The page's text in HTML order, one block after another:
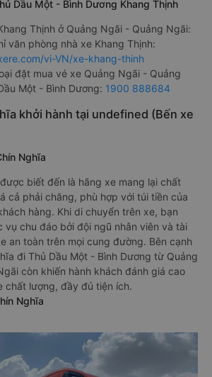
Dầu Một - Bình Dương Khang Thịnh
Thịnh ở Quảng Ngãi - Quảng Ngãi:
văn phòng nhà xe Khang Thịnh:
vi-VN/xe-khang-thinh
đặt mua vé xe Quảng Ngãi - Quảng
Một - Bình Dương: 1900 888684
khởi hành tại undefined (Bến xe
Nghĩa
biết đến là hãng xe mang lại chất
cả phải chăng, phù hợp với túi tiền của
hàng. Khi di chuyển trên xe, bạn
vụ chu đáo bởi đội ngũ nhân viên và tài
an toàn trên mọi cung đường. Bên cạnh
đi Thủ Dầu Một - Bình Dương từ Quảng
còn khiến hành khách đánh giá cao
chất lượng, đầy đủ tiện ích.
Nghĩa